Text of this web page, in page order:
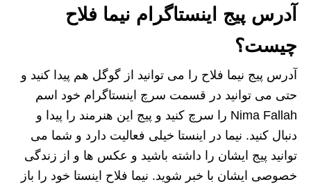
آدرس پیج اینستاگرام نیما فلاح
چیست؟
آدرس پیج نیما فلاح را می توانید از گوگل هم پیدا کنید و
حتی می توانید در قسمت سرچ اینستاگرام خود اسم
Nima Fallah را سرچ کنید و پیج این هنرمند را پیدا و
دنبال کنید. نیما در اینستا خیلی فعالیت دارد و شما می
توانید پیج ایشان را داشته باشید و عکس ها و از زندگی
خصوصی ایشان با خبر شوید. نیما فلاح اینستا خود را باز